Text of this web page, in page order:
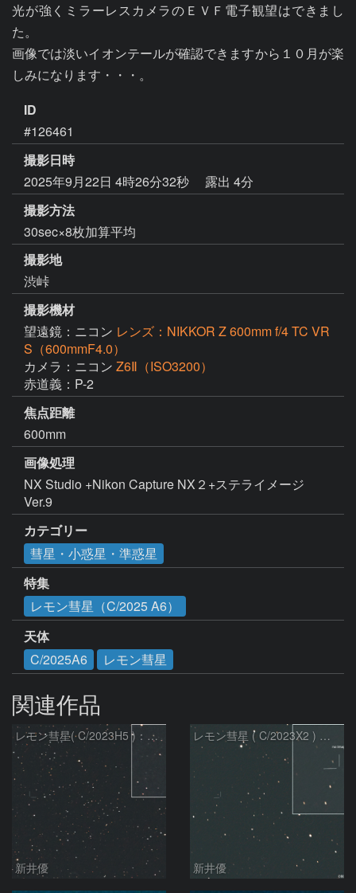
光が強くミラーレスカメラのＥＶＦ電子観望はできまし
た。
画像では淡いイオンテールが確認できますから１０月が楽
しみになります・・・。
ID
#126461
撮影日時
2025年9月22日 4時26分32秒
露出 4分
撮影方法
30sec×8枚加算平均
撮影地
渋峠
撮影機材
望遠鏡：ニコン レンズ：NIKKOR Z 600mm f/4 TC VR
S（600mmF4.0）
カメラ：ニコン Z6Ⅱ（ISO3200）
赤道義：P-2
焦点距離
600mm
画像処理
NX Studio +Nikon Capture NX２+ステライメージ
Ver.9
カテゴリー
彗星・小惑星・準惑星
特集
レモン彗星（C/2025 A6）
天体
C/2025A6
レモン彗星
関連作品
レモン彗星( C/2023H5 )：2026/05/20
新井優
レモン彗星 ( C/2023X2 ) の予報位置：2026/05/29
新井優